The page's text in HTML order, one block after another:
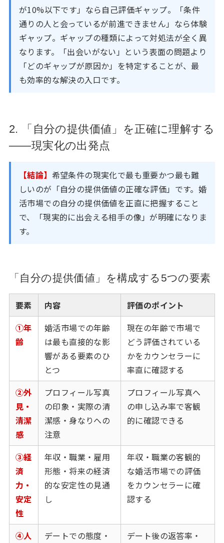
が10%以下です」なら自己評価ギャップ。「条件
通りの人と会っているが前進できません」なら体験
ギャップ。ギャップの種類によって対処法が全く異
なります。「出会いがない」という表面の問題より
「どのギャップが原因か」を特定することが、最
も効率的な解決の入口です。
2. 「自分の提供価値」を正確に理解する
——現実化の出発点
【結論】 希望条件の現実化で最も重要かつ最も難
しいのが「自分の提供価値の正確な評価」です。婚
活市場での自分の提供価値を正直に把握すること
で、「現実的に出会える相手の像」が明確になりま
す。
「自分の提供価値」を構成する5つの要素
要素 内容
評価のポイント
①年
齢
婚活市場での年齢
は最も直接的な影
響がある要素のひ
とつ
現在の年齢で市場で
どう評価されている
かをカウンセラーに
率直に確認する
②外
見・
清潔
感
プロフィール写真
の印象・実際の清
潔感・身なりへの
注意
プロフィール写真へ
の申し込み率で客観
的に確認できる
③経
済
力・
安定
性
年収・職業・雇用
形態・将来の経済
的な安定性の見通
し
年収・職業の客観的
な婚活市場での評価
をカウンセラーに確
認する
④人
デートでの態度・
デート後の返答率・